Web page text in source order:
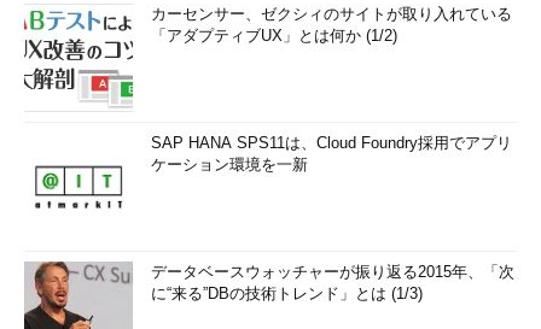
カーセンサー、ゼクシィのサイトが取り入れている
「アダプティブUX」とは何か (1/2)
SAP HANA SPS11は、Cloud Foundry採用でアプリ
ケーション環境を一新
データベースウォッチャーが振り返る2015年、「次
に“来る”DBの技術トレンド」とは (1/3)